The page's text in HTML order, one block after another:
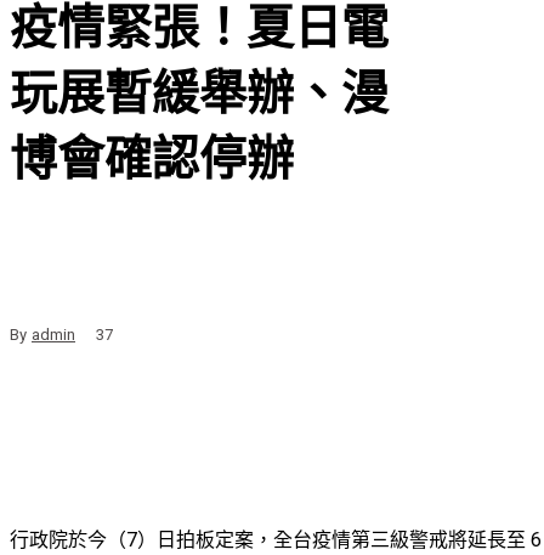
疫情緊張！夏日電
玩展暫緩舉辦、漫
博會確認停辦
By admin 37
行政院於今（7）日拍板定案，全台疫情第三級警戒將延長至